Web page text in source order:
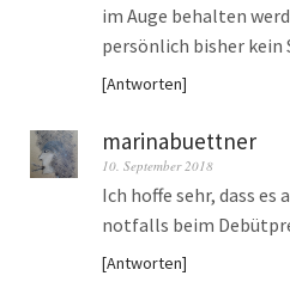
im Auge behalten
persönlich bisher
Antworten
marinabuettner
10. September 2018
Ich hoffe sehr, dass
notfalls beim
Antworten